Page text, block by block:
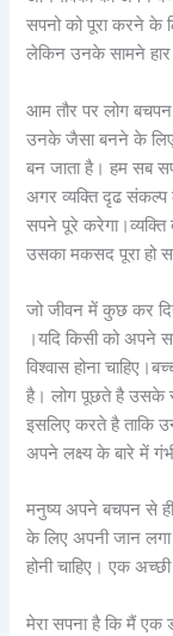
सपनो को पूरा करने के
लेकिन उनके सामने हार
आम तौर पर लोग बचपन
उनके जैसा बनने के
बन जाता है। हम सब
अगर व्यक्ति दृढ संकल्प
सपने पूरे करेगा।व्यक्ति
उसका मकसद पूरा हो
जो जीवन में कुछ कर
।यदि किसी को
विश्वास होना
है। लोग पूछते है उसके
इसलिए करते है ताकि
अपने लक्ष्य के बारे में
मनुष्य अपने बचपन से
के लिए अपनी जान
होनी चाहिए। एक
मेरा सपना है कि मैं